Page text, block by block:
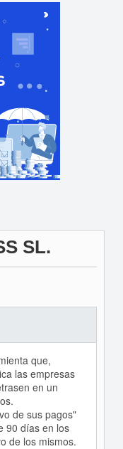
SL.
que,
las empresas
en un
de sus pagos"
90 días en los
de los mismos.